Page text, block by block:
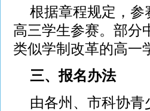
根据章程规定，
高三学生参赛。部分
类似学制改革的高一
三、报名办法
由各州、市科协